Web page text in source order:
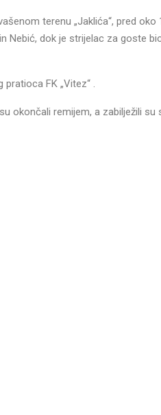
terenu „Jaklića“, pred oko
Nebić, dok je strijelac za goste
FK „Vitez“ .
okončali remijem, a zabilježili su